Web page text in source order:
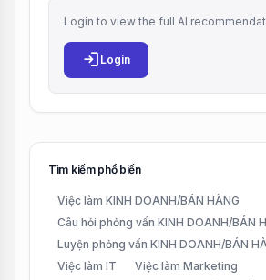
Login to view the full AI
login Login
Tìm kiếm phổ biến
Việc làm KINH DOANH/BÁN HÀNG
Câu hỏi phỏng vấn KINH DOANH/BÁN
Luyện phỏng vấn KINH DOANH/BÁN
Việc làm IT
Việc làm Marketing